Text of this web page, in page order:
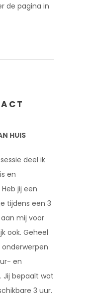
de pagina in
HUIS
deel ik
en
jij een
tijdens een 3
mij voor
ook. Geheel
en
Jij bepaalt wat
3 uur.